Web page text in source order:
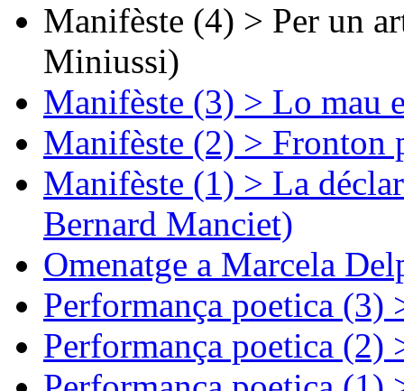
Manifèste (4) > Per un
Miniussi)
Manifèste (3) > Lo mau
Manifèste (2) > Fronton
Manifèste (1) > La
Bernard Manciet)
Omenatge a Marcela
Performança poetica (3)
Performança poetica (2)